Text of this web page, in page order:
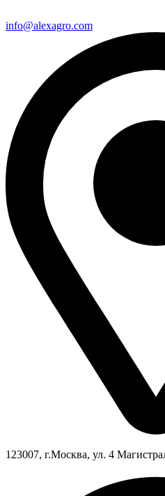
info@alexagro.com
123007, г.Москва, ул. 4